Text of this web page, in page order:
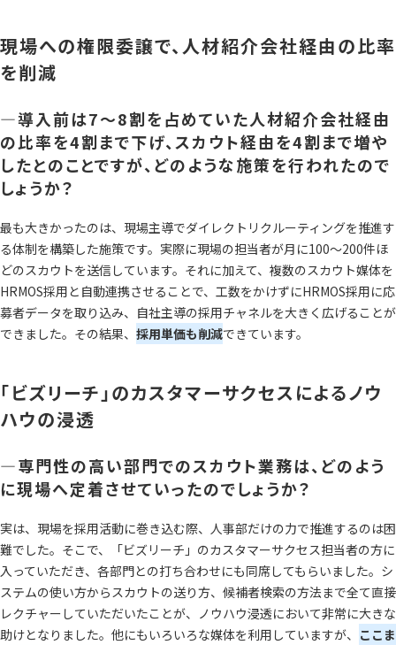
現場への権限委譲で、人材紹介会社経由の比率
を削減
―導入前は7〜8割を占めていた人材紹介会社経由
の比率を4割まで下げ、スカウト経由を4割まで増や
したとのことですが、どのような施策を行われたので
しょうか？
最も大きかったのは、現場主導でダイレクトリクルーティングを推進す
る体制を構築した施策です。実際に現場の担当者が月に100〜200件ほ
どのスカウトを送信しています。それに加えて、複数のスカウト媒体を
HRMOS採用と自動連携させることで、工数をかけずにHRMOS採用に応
募者データを取り込み、自社主導の採用チャネルを大きく広げることが
できました。その結果、 採用単価も削減できています。
「ビズリーチ」のカスタマーサクセスによるノウ
ハウの浸透
―専門性の高い部門でのスカウト業務は、どのよう
に現場へ定着させていったのでしょうか？
実は、現場を採用活動に巻き込む際、人事部だけの力で推進するのは困
難でした。そこで、「ビズリーチ」のカスタマーサクセス担当者の方に
入っていただき、各部門との打ち合わせにも同席してもらいました。シ
ステムの使い方からスカウトの送り方、候補者検索の方法まで全て直接
レクチャーしていただいたことが、ノウハウ浸透において非常に大きな
助けとなりました。他にもいろいろな媒体を利用していますが、 ここま